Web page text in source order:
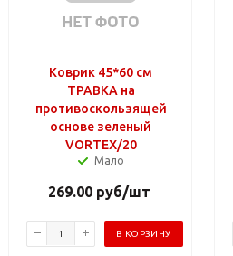
Коврик 45*60 см
ТРАВКА на
противоскользящей
основе зеленый
VORTEX/20
Мало
269.00руб/шт
В КОРЗИНУ